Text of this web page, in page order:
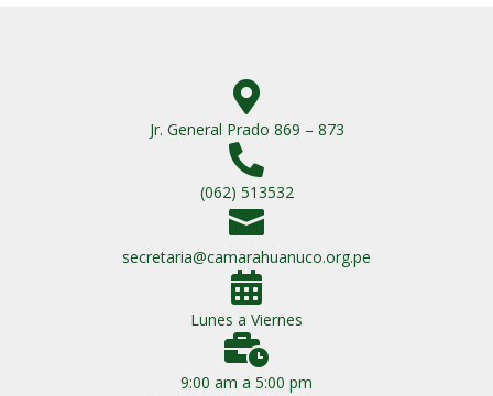

Jr. General Prado 869 – 873

(062) 513532

secretaria@camarahuanuco.org.pe

Lunes a Viernes

9:00 am a 5:00 pm